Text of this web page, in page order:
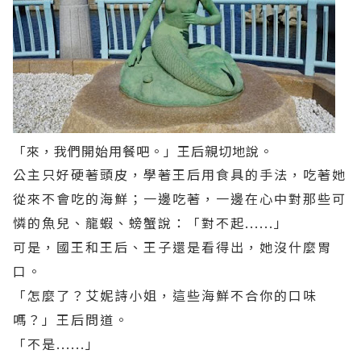
「來，我們開始用餐吧。」王后親切地說。
公主只好硬著頭皮，學著王后用食具的手法，吃著她
從來不會吃的海鮮；一邊吃著，一邊在心中對那些可
憐的魚兒、龍蝦、螃蟹說：「對不起......」
可是，國王和王后、王子還是看得出，她沒什麼胃
口。
「怎麼了？艾妮詩小姐，這些海鮮不合你的口味
嗎？」王后問道。
「不是......」